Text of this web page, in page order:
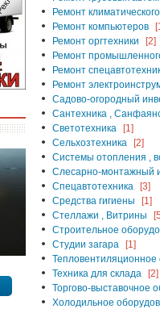
Ремонт
Ремонт компьютеров
Ремонт оргтехники
[2]
Ремонт
Ремонт
Ремонт
Садово-огородный
Сантехника ,
Светотехника
[1]
Сельхозтехника
[2]
Системы отопления ,
Слесарно-монтажный
Спецавтотехника
[3]
Средства гигиены
[1]
Стеллажи , Витрины
Строительное
Студии загара
[1]
Тепловентиляционное
Техника для склада
[2]
Торгово-выставочное
Холодильное